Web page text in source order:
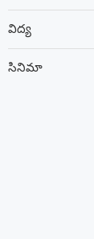
విద్య
సినిమా